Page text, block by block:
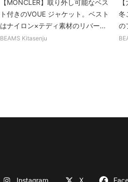
【MONCLER】取り外し可能なベス
ト付きのVOUE ジャケット。ベスト
はナイロン×テディ素材のリバー...
BEAMS Kitasenju
冬
の